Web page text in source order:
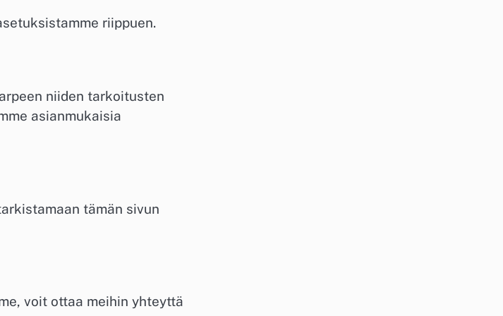
riippuen.
niiden tarkoitusten
asianmukaisia
tämän sivun
voit ottaa meihin yhteyttä